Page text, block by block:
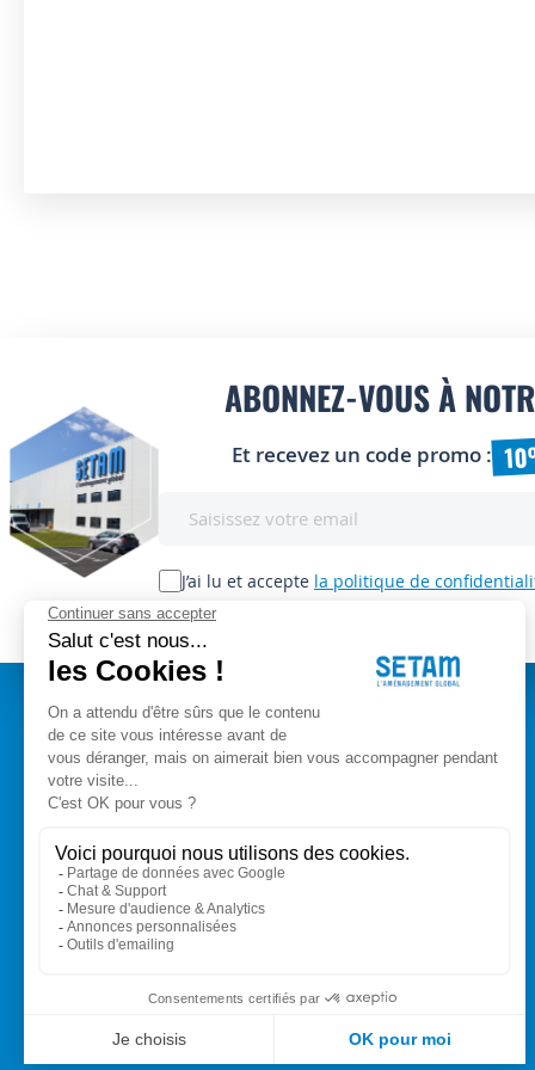
ABONNEZ-VOUS À
Et recevez un code promo :
lettre
d’information
:
J’ai lu et accepte la politique de
Setam Siège Social
153, rue de L'Arve
74950 SCIONZIER
Nos experts vous conseillent
Qui sommes-nous ?
Contact